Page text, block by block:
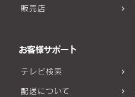
販売店
お客様サポート
テレビ検索
配送について